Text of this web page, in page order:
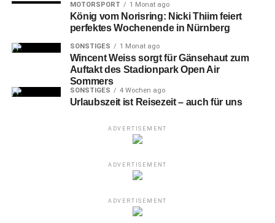
MOTORSPORT 1 Monat ago
König vom Norisring: Nicki Thiim feiert
perfektes Wochenende in Nürnberg
SONSTIGES 1 Monat ago
Wincent Weiss sorgt für Gänsehaut zum
Auftakt des Stadionpark Open Air
Sommers
SONSTIGES 4 Wochen ago
Urlaubszeit ist Reisezeit – auch für uns
ADVERTISEMENT
ADVERTISEMENT
ADVERTISEMENT